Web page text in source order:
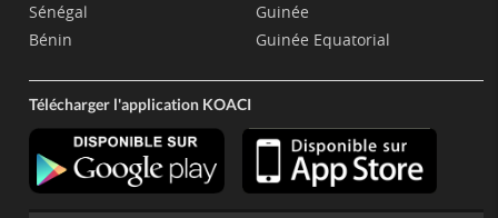
Sénégal
Bénin
Guinée
Guinée Equatorial
Télécharger l'application KOACI